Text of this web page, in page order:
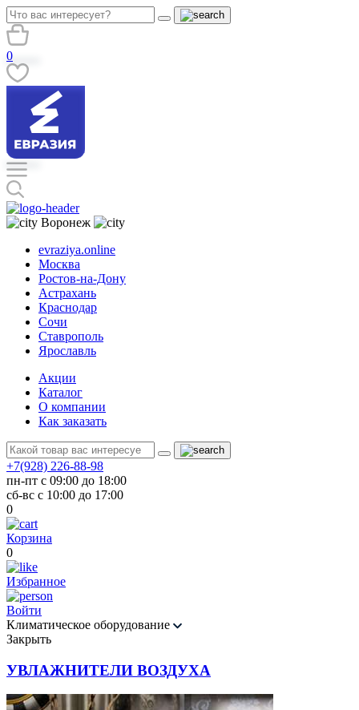
0
Воронеж
evraziya.online
Москва
Ростов-на-Дону
Астрахань
Краснодар
Сочи
Ставрополь
Ярославль
Акции
Каталог
О компании
Как заказать
+7(928) 226-88-98
пн-пт с 09:00 до 18:00
сб-вс с 10:00 до 17:00
0
Корзина
0
Избранное
Войти
Климатическое оборудование
Закрыть
УВЛАЖНИТЕЛИ ВОЗДУХА